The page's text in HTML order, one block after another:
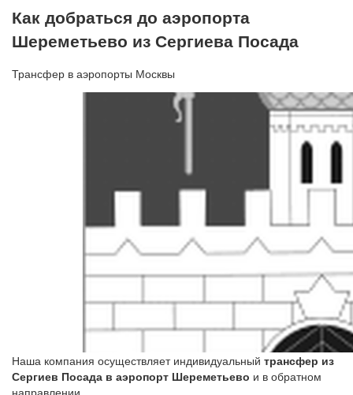
Как добраться до аэропорта
Шереметьево из Сергиева Посада
Трансфер в аэропорты Москвы
Наша компания осуществляет индивидуальный трансфер из
Сергиев Посада в аэропорт Шереметьево и в обратном